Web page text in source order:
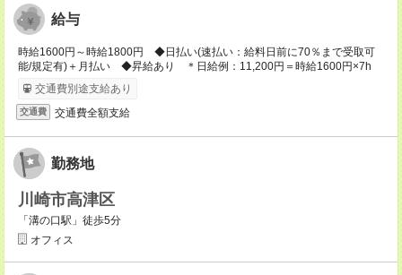
給与
時給1600円～時給1800円 ◆日払い(速払い：給料日前に70％まで受取可
能/規定有)＋月払い ◆昇給あり ＊日給例：11,200円＝時給1600円×7h
交通費別途支給あり
交通費 交通費全額支給
勤務地
川崎市高津区
「溝の口駅」徒歩5分
オフィス